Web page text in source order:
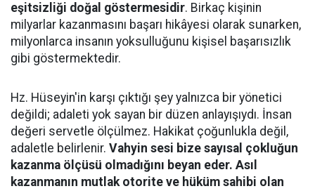
eşitsizliği doğal göstermesidir. Birkaç kişinin
milyarlar kazanmasını başarı hikâyesi olarak sunarken,
milyonlarca insanın yoksulluğunu kişisel başarısızlık
gibi göstermektedir.
Hz. Hüseyin'in karşı çıktığı şey yalnızca bir yönetici
değildi; adaleti yok sayan bir düzen anlayışıydı. İnsan
değeri servetle ölçülmez. Hakikat çoğunlukla değil,
adaletle belirlenir. Vahyin sesi bize sayısal çokluğun
kazanma ölçüsü olmadığını beyan eder. Asıl
kazanmanın mutlak otorite ve hüküm sahibi olan